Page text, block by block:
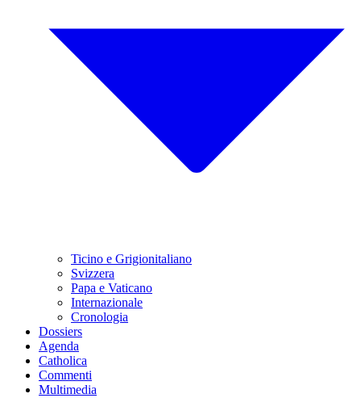
Ticino e Grigionitaliano
Svizzera
Papa e Vaticano
Internazionale
Cronologia
Dossiers
Agenda
Catholica
Commenti
Multimedia